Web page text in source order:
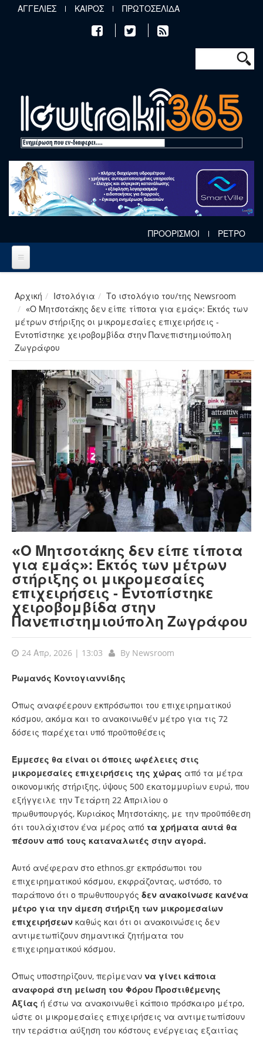
Παράκαμψη προς το κυρίως περιεχόμενο
ΑΓΓΕΛΙΕΣ ΚΑΙΡΟΣ ΠΡΩΤΟΣΕΛΙΔΑ
Φόρμα
Αναζήτηση
ΠΡΟΟΡΙΣΜΟΙ ΡΕΤΡΟ
Αρχική Ιστολόγια
Το ιστολόγιο του/της Newsroom
«Ο Μητσοτάκης δεν είπε τίποτα για εμάς»: Εκτός των
μέτρων στήριξης οι μικρομεσαίες επιχειρήσεις -
Εντοπίστηκε χειροβομβίδα στην Πανεπιστημιούπολη
Ζωγράφου
«Ο Μητσοτάκης δεν είπε τίποτα
για εμάς»: Εκτός των μέτρων
στήριξης οι μικρομεσαίες
επιχειρήσεις - Εντοπίστηκε
χειροβομβίδα στην
Πανεπιστημιούπολη Ζωγράφου
24 Απρ, 2026 | 13:03 By Newsroom
Ρωμανός Κοντογιαννίδης
Όπως αναφέερουν εκπρόσωποι του επιχειρηματικού
κόσμου, ακόμα και το ανακοινωθέν μέτρο για τις 72
δόσεις παρέχεται υπό προϋποθέσεις
Έμμεσες θα είναι οι όποιες ωφέλειες στις
μικρομεσαίες επιχειρήσεις της χώρας από τα μέτρα
οικονομικής στήριξης, ύψους 500 εκατομμυρίων ευρώ, που
εξήγγειλε την Τετάρτη 22 Απριλίου ο
πρωθυπουργός, Κυριάκος Μητσοτάκης, με την προϋπόθεση
ότι τουλάχιστον ένα μέρος από τα χρήματα αυτά θα
πέσουν από τους καταναλωτές στην αγορά.
Αυτό ανέφεραν στο ethnos.gr εκπρόσωποι του
επιχειρηματικού κόσμου, εκφράζοντας, ωστόσο, το
παράπονο ότι ο πρωθυπουργός δεν ανακοίνωσε κανένα
μέτρο για την άμεση στήριξη των μικρομεσαίων
επιχειρήσεων καθώς και ότι οι ανακοινώσεις δεν
αντιμετωπίζουν σημαντικά ζητήματα του
επιχειρηματικού κόσμου.
Όπως υποστηρίζουν, περίμεναν να γίνει κάποια
αναφορά στη μείωση του Φόρου Προστιθέμενης
Αξίας ή έστω να ανακοινωθεί κάποιο πρόσκαιρο μέτρο,
ώστε οι μικρομεσαίες επιχειρήσεις να αντιμετωπίσουν
την τεράστια αύξηση του κόστους ενέργειας εξαιτίας